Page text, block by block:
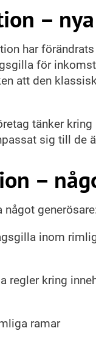
–
har
för
att den
tänker
sig till de
–
något
inom
regler kring
ramar